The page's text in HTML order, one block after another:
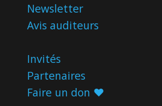
Newsletter
Avis auditeurs
Invités
Partenaires
Faire un don ♥️